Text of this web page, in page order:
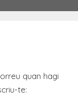
quan hagi
te: